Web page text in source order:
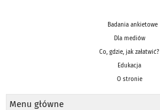
Badania ankietowe
Dla mediów
Co, gdzie, jak załatwić?
Edukacja
O stronie
Menu główne